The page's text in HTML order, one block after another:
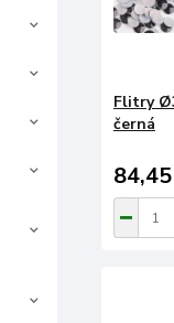
Flitry
černá